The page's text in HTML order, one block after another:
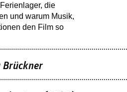
die
und warum Musik,
den Film so
Brückner